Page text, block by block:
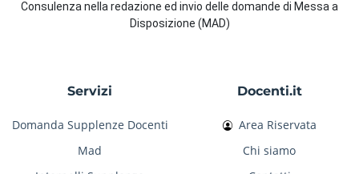
Consulenza nella redazione ed invio delle domande di Messa a
Disposizione (MAD)
Servizi
Domanda Supplenze Docenti
Mad
Docenti.it
Area Riservata
Chi siamo